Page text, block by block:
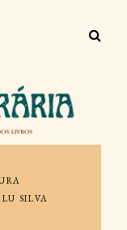
SILVA